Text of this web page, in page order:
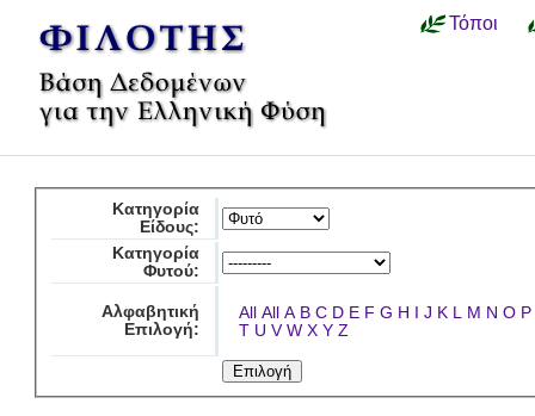
Τόποι
Κατηγορία
Είδους:
Κατηγορία
Φυτού:
Αλφαβητική
Επιλογή:
All All A B C D E F G H I J K L M N O P
T U V W X Y Z